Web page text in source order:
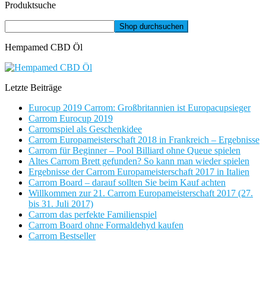
Produktsuche
Hempamed CBD Öl
Letzte Beiträge
Eurocup 2019 Carrom: Großbritannien ist Europacupsieger
Carrom Eurocup 2019
Carromspiel als Geschenkidee
Carrom Europameisterschaft 2018 in Frankreich – Ergebnisse
Carrom für Beginner – Pool Billiard ohne Queue spielen
Altes Carrom Brett gefunden? So kann man wieder spielen
Ergebnisse der Carrom Europameisterschaft 2017 in Italien
Carrom Board – darauf sollten Sie beim Kauf achten
Willkommen zur 21. Carrom Europameisterschaft 2017 (27.
bis 31. Juli 2017)
Carrom das perfekte Familienspiel
Carrom Board ohne Formaldehyd kaufen
Carrom Bestseller